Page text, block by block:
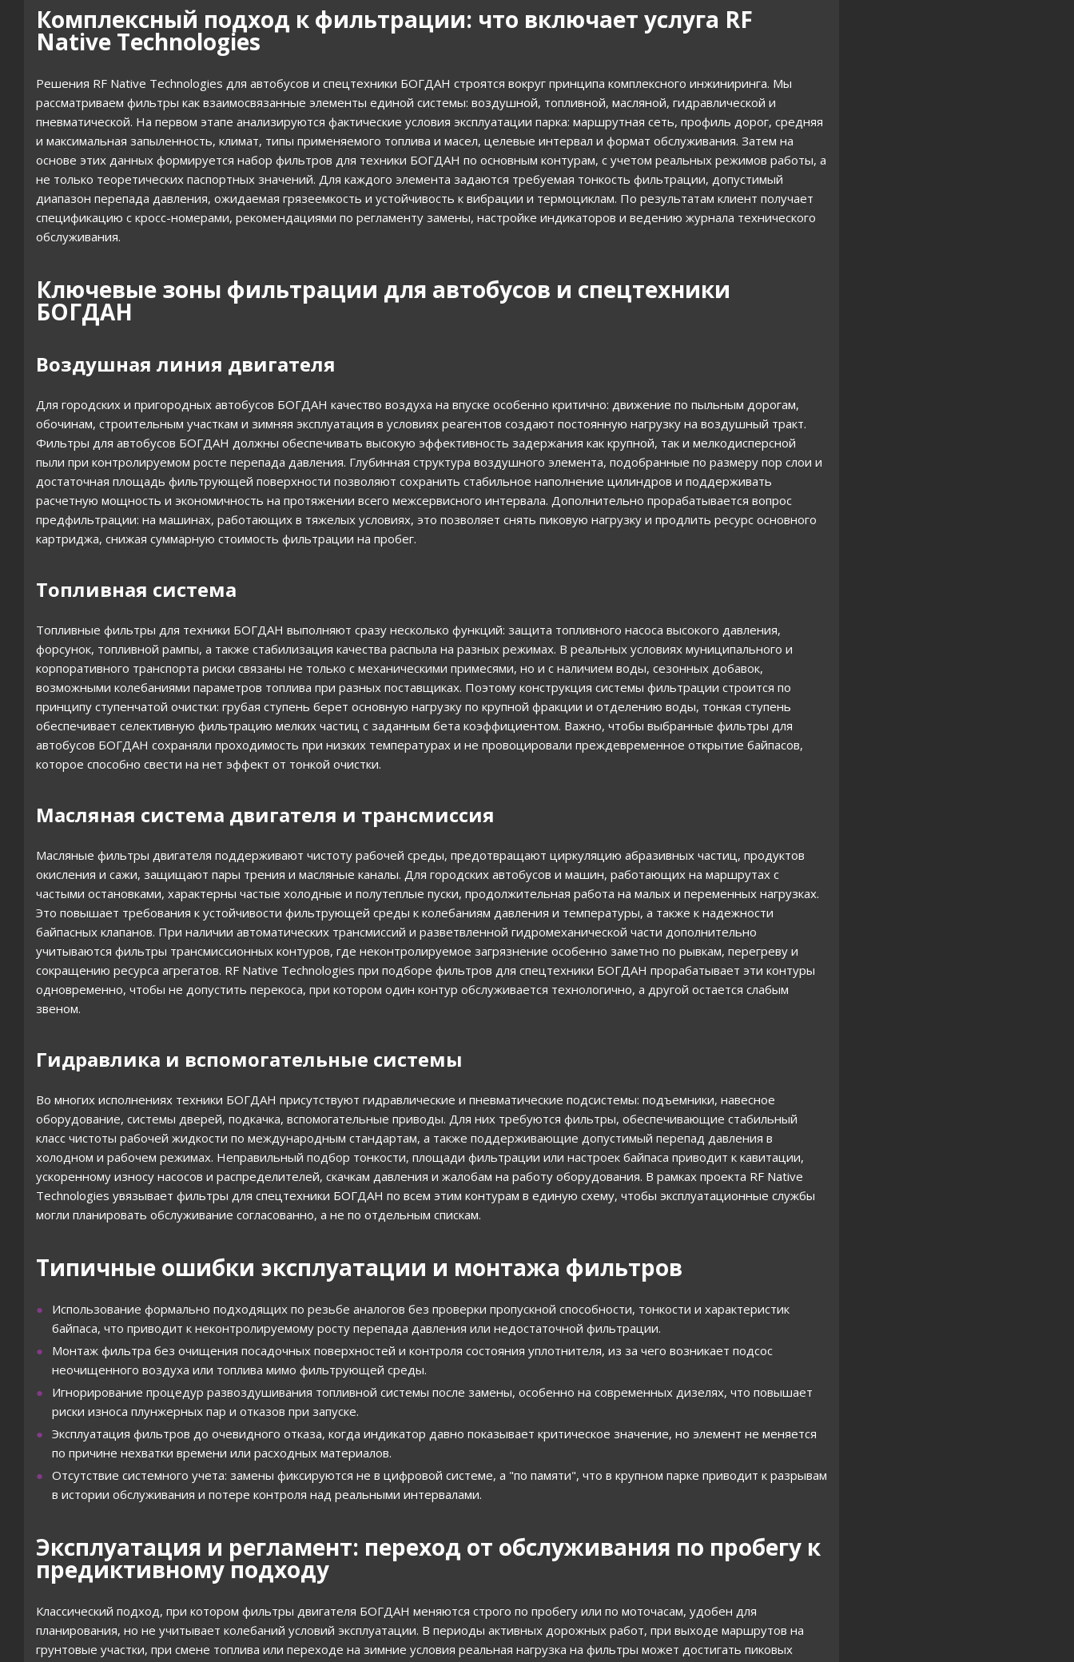
Комплексный подход к фильтрации: что включает услуга RF
Native Technologies
Решения RF Native Technologies для автобусов и спецтехники БОГДАН строятся вокруг принципа комплексного инжиниринга. Мы
рассматриваем фильтры как взаимосвязанные элементы единой системы: воздушной, топливной, масляной, гидравлической и
пневматической. На первом этапе анализируются фактические условия эксплуатации парка: маршрутная сеть, профиль дорог, средняя
и максимальная запыленность, климат, типы применяемого топлива и масел, целевые интервал и формат обслуживания. Затем на
основе этих данных формируется набор фильтров для техники БОГДАН по основным контурам, с учетом реальных режимов работы, а
не только теоретических паспортных значений. Для каждого элемента задаются требуемая тонкость фильтрации, допустимый
диапазон перепада давления, ожидаемая грязеемкость и устойчивость к вибрации и термоциклам. По результатам клиент получает
спецификацию с кросс-номерами, рекомендациями по регламенту замены, настройке индикаторов и ведению журнала технического
обслуживания.
Ключевые зоны фильтрации для автобусов и спецтехники
БОГДАН
Воздушная линия двигателя
Для городских и пригородных автобусов БОГДАН качество воздуха на впуске особенно критично: движение по пыльным дорогам,
обочинам, строительным участкам и зимняя эксплуатация в условиях реагентов создают постоянную нагрузку на воздушный тракт.
Фильтры для автобусов БОГДАН должны обеспечивать высокую эффективность задержания как крупной, так и мелкодисперсной
пыли при контролируемом росте перепада давления. Глубинная структура воздушного элемента, подобранные по размеру пор слои и
достаточная площадь фильтрующей поверхности позволяют сохранить стабильное наполнение цилиндров и поддерживать
расчетную мощность и экономичность на протяжении всего межсервисного интервала. Дополнительно прорабатывается вопрос
предфильтрации: на машинах, работающих в тяжелых условиях, это позволяет снять пиковую нагрузку и продлить ресурс основного
картриджа, снижая суммарную стоимость фильтрации на пробег.
Топливная система
Топливные фильтры для техники БОГДАН выполняют сразу несколько функций: защита топливного насоса высокого давления,
форсунок, топливной рампы, а также стабилизация качества распыла на разных режимах. В реальных условиях муниципального и
корпоративного транспорта риски связаны не только с механическими примесями, но и с наличием воды, сезонных добавок,
возможными колебаниями параметров топлива при разных поставщиках. Поэтому конструкция системы фильтрации строится по
принципу ступенчатой очистки: грубая ступень берет основную нагрузку по крупной фракции и отделению воды, тонкая ступень
обеспечивает селективную фильтрацию мелких частиц с заданным бета коэффициентом. Важно, чтобы выбранные фильтры для
автобусов БОГДАН сохраняли проходимость при низких температурах и не провоцировали преждевременное открытие байпасов,
которое способно свести на нет эффект от тонкой очистки.
Масляная система двигателя и трансмиссия
Масляные фильтры двигателя поддерживают чистоту рабочей среды, предотвращают циркуляцию абразивных частиц, продуктов
окисления и сажи, защищают пары трения и масляные каналы. Для городских автобусов и машин, работающих на маршрутах с
частыми остановками, характерны частые холодные и полутеплые пуски, продолжительная работа на малых и переменных нагрузках.
Это повышает требования к устойчивости фильтрующей среды к колебаниям давления и температуры, а также к надежности
байпасных клапанов. При наличии автоматических трансмиссий и разветвленной гидромеханической части дополнительно
учитываются фильтры трансмиссионных контуров, где неконтролируемое загрязнение особенно заметно по рывкам, перегреву и
сокращению ресурса агрегатов. RF Native Technologies при подборе фильтров для спецтехники БОГДАН прорабатывает эти контуры
одновременно, чтобы не допустить перекоса, при котором один контур обслуживается технологично, а другой остается слабым
звеном.
Гидравлика и вспомогательные системы
Во многих исполнениях техники БОГДАН присутствуют гидравлические и пневматические подсистемы: подъемники, навесное
оборудование, системы дверей, подкачка, вспомогательные приводы. Для них требуются фильтры, обеспечивающие стабильный
класс чистоты рабочей жидкости по международным стандартам, а также поддерживающие допустимый перепад давления в
холодном и рабочем режимах. Неправильный подбор тонкости, площади фильтрации или настроек байпаса приводит к кавитации,
ускоренному износу насосов и распределителей, скачкам давления и жалобам на работу оборудования. В рамках проекта RF Native
Technologies увязывает фильтры для спецтехники БОГДАН по всем этим контурам в единую схему, чтобы эксплуатационные службы
могли планировать обслуживание согласованно, а не по отдельным спискам.
Типичные ошибки эксплуатации и монтажа фильтров
Использование формально подходящих по резьбе аналогов без проверки пропускной способности, тонкости и характеристик
байпаса, что приводит к неконтролируемому росту перепада давления или недостаточной фильтрации.
Монтаж фильтра без очищения посадочных поверхностей и контроля состояния уплотнителя, из за чего возникает подсос
неочищенного воздуха или топлива мимо фильтрующей среды.
Игнорирование процедур развоздушивания топливной системы после замены, особенно на современных дизелях, что повышает
риски износа плунжерных пар и отказов при запуске.
Эксплуатация фильтров до очевидного отказа, когда индикатор давно показывает критическое значение, но элемент не меняется
по причине нехватки времени или расходных материалов.
Отсутствие системного учета: замены фиксируются не в цифровой системе, а "по памяти", что в крупном парке приводит к разрывам
в истории обслуживания и потере контроля над реальными интервалами.
Эксплуатация и регламент: переход от обслуживания по пробегу к
предиктивному подходу
Классический подход, при котором фильтры двигателя БОГДАН меняются строго по пробегу или по моточасам, удобен для
планирования, но не учитывает колебаний условий эксплуатации. В периоды активных дорожных работ, при выходе маршрутов на
грунтовые участки, при смене топлива или переходе на зимние условия реальная нагрузка на фильтры может достигать пиковых